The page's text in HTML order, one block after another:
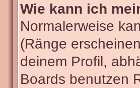
Wie kann ich
Normalerweise
(Ränge
deinem Profil,
Boards benutzen